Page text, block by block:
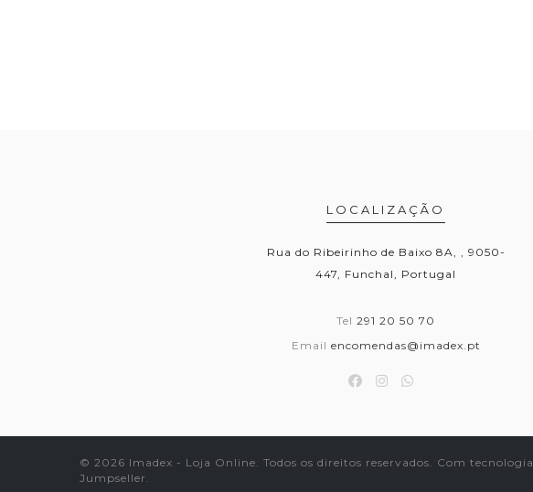
LOCALIZAÇÃO
Rua do Ribeirinho de Baixo 8A, , 9050-
447, Funchal, Portugal
Tel 291 20 50 70
Email encomendas@imadex.pt
© 2026 Imadex - Loja Online. Todos os direitos reservados. Com tecnologia
Jumpseller .